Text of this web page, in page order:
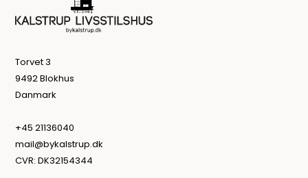
Torvet 3
9492 Blokhus
Danmark
+45 21136040
mail@bykalstrup.dk
CVR: DK32154344